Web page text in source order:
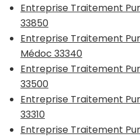
Entreprise Traitement
33850
Entreprise Traitement
Médoc 33340
Entreprise Traitement
33500
Entreprise Traitement
33310
Entreprise Traitement